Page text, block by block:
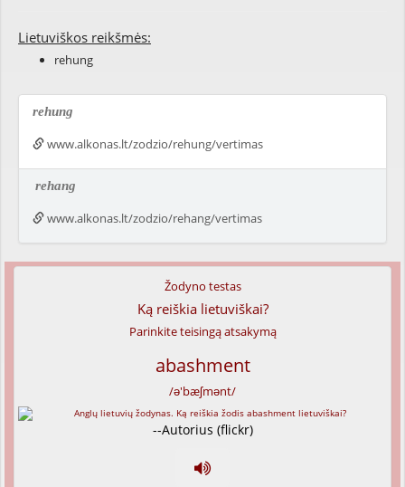
Lietuviškos reikšmės:
rehung
rehung
www.alkonas.lt/zodzio/rehung/vertimas
rehang
www.alkonas.lt/zodzio/rehang/vertimas
Žodyno testas
Ką reiškia lietuviškai?
Parinkite teisingą atsakymą
abashment
/ə'bæʃmənt/
--Autorius (flickr)